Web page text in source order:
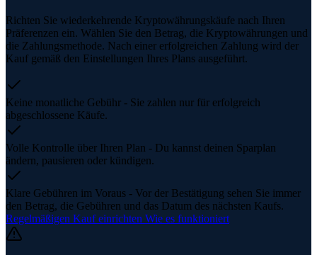
Richten Sie wiederkehrende Kryptowährungskäufe nach Ihren
Präferenzen ein. Wählen Sie den Betrag, die Kryptowährungen und
die Zahlungsmethode. Nach einer erfolgreichen Zahlung wird der
Kauf gemäß den Einstellungen Ihres Plans ausgeführt.
Keine monatliche Gebühr - Sie zahlen nur für erfolgreich
abgeschlossene Käufe.
Volle Kontrolle über Ihren Plan - Du kannst deinen Sparplan
ändern, pausieren oder kündigen.
Klare Gebühren im Voraus - Vor der Bestätigung sehen Sie immer
den Betrag, die Gebühren und das Datum des nächsten Kaufs.
Regelmäßigen Kauf einrichten Wie es funktioniert